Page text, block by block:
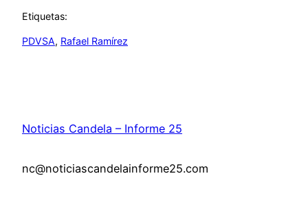
Etiquetas:
PDVSA, Rafael Ramírez
Noticias Candela – Informe 25
nc@noticiascandelainforme25.com